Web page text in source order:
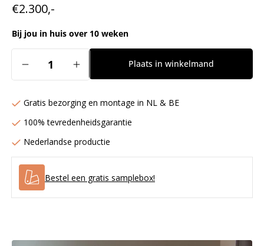
Normale
prijs
€2.300,-
Bij jou in huis over 10 weken
Aantal
verlagen
Milan
Aantal
verhogen
Milan
Plaats in winkelmand
Gratis bezorging en montage in NL & BE
100% tevredenheidsgarantie
Nederlandse productie
Bestel een gratis samplebox!